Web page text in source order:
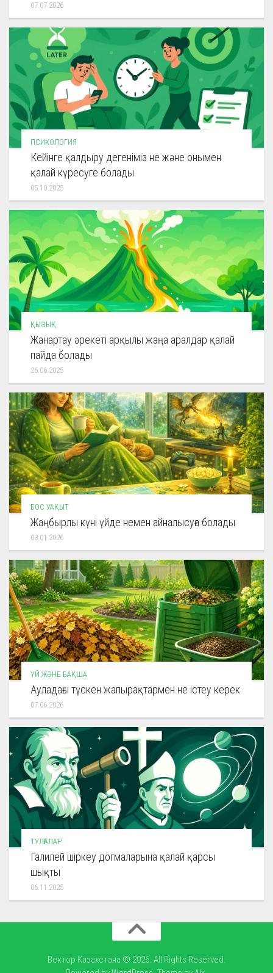
07.07.2026
ПСИХОЛОГИЯ
Кейінге қалдыру дегеніміз не және онымен
қалай күресуге болады
05.10.2025
ҚЫЗЫҚ
Жанартау әрекеті арқылы жаңа аралдар қалай
пайда болады
26.06.2025
БОС УАҚЫТ
Жаңбырлы күні үйде немен айналысуға болады
03.01.2026
ҮЙ ЖӘНЕ БАҚША
Ауладағы түскен жапырақтармен не істеу керек
07.06.2026
ТҰЛҒАЛАР
Галилей шіркеу догмаларына қалай қарсы
шықты
06.11.2025
Вектор Казахстана © 2026. All Rights Reserved.